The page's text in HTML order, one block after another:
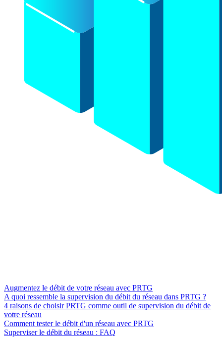
Augmentez le débit de votre réseau avec PRTG
A quoi ressemble la supervision du débit du réseau dans PRTG ?
4 raisons de choisir PRTG comme outil de supervision du débit de
votre réseau
Comment tester le débit d'un réseau avec PRTG
Superviser le débit du réseau : FAQ